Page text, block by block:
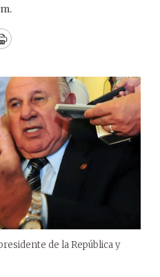
Print
de la República y